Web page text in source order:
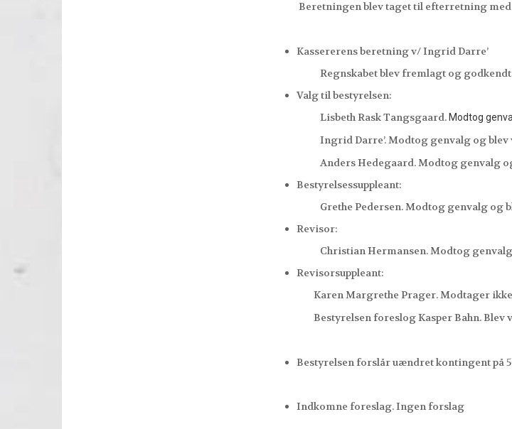
Beretningen blev taget til efterretning med
Kassererens beretning v/ Ingrid Darre’
Regnskabet blev fremlagt og
Valg til bestyrelsen:
Lisbeth Rask Tangsgaard. Modtog
Ingrid Darre’. Modtog genvalg og blev
Anders Hedegaard. Modtog genvalg
Bestyrelsessuppleant:
Grethe Pedersen. Modtog genvalg og
Revisor:
Christian Hermansen. Modtog
Revisorsuppleant:
Karen Margrethe Prager. Modtager ikke
Bestyrelsen foreslog Kasper Bahn. Blev
Bestyrelsen forslår uændret kontingent på
Indkomne foreslag. Ingen forslag